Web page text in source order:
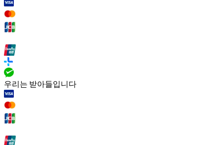
우리는 받아들입니다